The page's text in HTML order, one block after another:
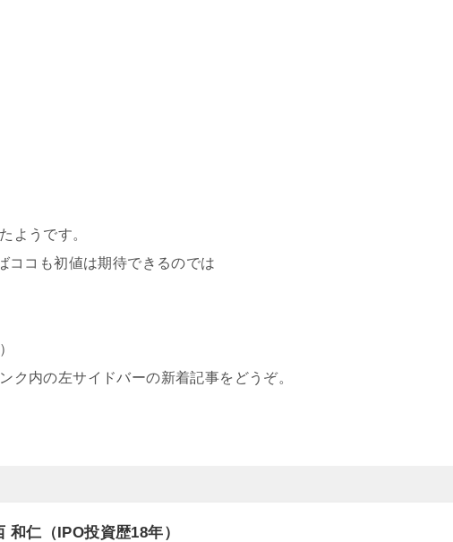
ようです。
ココも初値は期待できるのでは
ク内の左サイドバーの新着記事をどうぞ。
和仁（IPO投資歴18年）